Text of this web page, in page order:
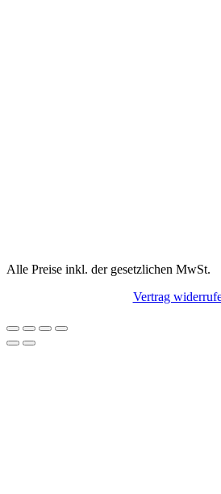
Alle Preise inkl. der gesetzlichen MwSt.
Vertrag